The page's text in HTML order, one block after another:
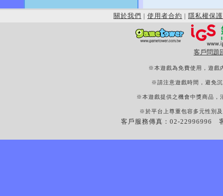
關於我們 | 使用者合約 | 隱私權保護
客戶問題
※本遊戲為免費使用，遊戲
※請注意遊戲時間，避免
※本遊戲提供之機會中獎商品，
※於平台上尊重包容多元性別
客戶服務傳真：02-22996996